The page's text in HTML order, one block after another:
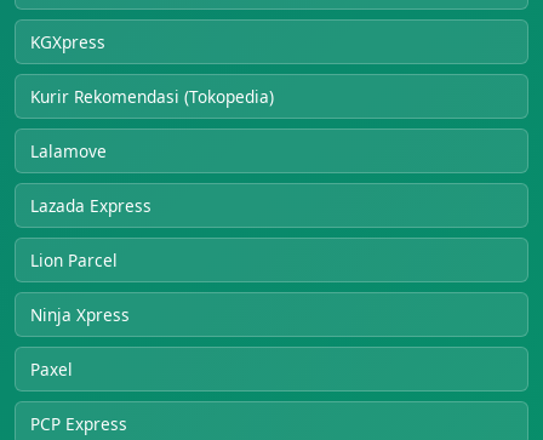
KGXpress
Kurir Rekomendasi (Tokopedia)
Lalamove
Lazada Express
Lion Parcel
Ninja Xpress
Paxel
PCP Express